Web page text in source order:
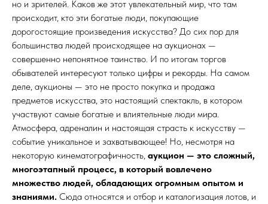
но и зрителей. Каков же этот увлекательный мир, что там
происходит, кто эти богатые люди, покупающие
дорогостоящие произведения искусства? До сих пор для
большинства людей происходящее на аукционах —
совершенно непонятное таинство. И по итогам торгов
обывателей интересуют только цифры и рекорды. На самом
деле, аукционы — это не просто покупка и продажа
предметов искусства, это настоящий спектакль, в котором
участвуют самые богатые и влиятельные люди мира.
Атмосфера, адреналин и настоящая страсть к искусству —
событие уникальное и захватывающее! Но, несмотря на
некоторую кинематографичность, аукцион — это сложный,
многоэтапный процесс, в который вовлечено
множество людей, обладающих огромным опытом и
знаниями. Сюда относятся и отбор и каталогизация лотов, и